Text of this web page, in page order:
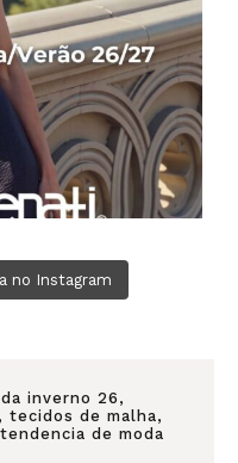
no Instagram
inverno 26 ,
, tecidos de malha,
tendencia de moda